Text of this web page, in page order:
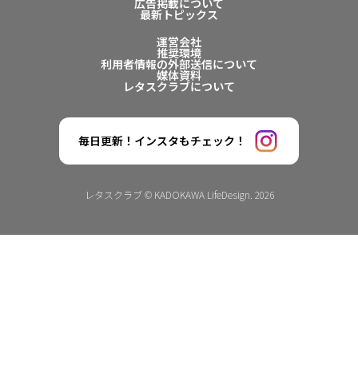
広告掲載について
最新トピックス
運営会社
推奨環境
利用者情報の外部送信について
媒体資料
レタスクラブについて
毎日更新！インスタもチェック！
レタスクラブ © KADOKAWA LifeDesign. 2026